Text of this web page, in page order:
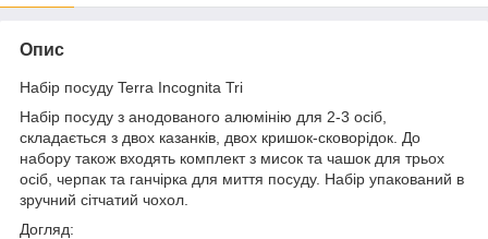
Опис
Набір посуду Terra Incognita Tri
Набір посуду з анодованого алюмінію для 2-3 осіб,
складається з двох казанків, двох кришок-сковорідок. До
набору також входять комплект з мисок та чашок для трьох
осіб, черпак та ганчірка для миття посуду. Набір упакований в
зручний сітчатий чохол.
Догляд: